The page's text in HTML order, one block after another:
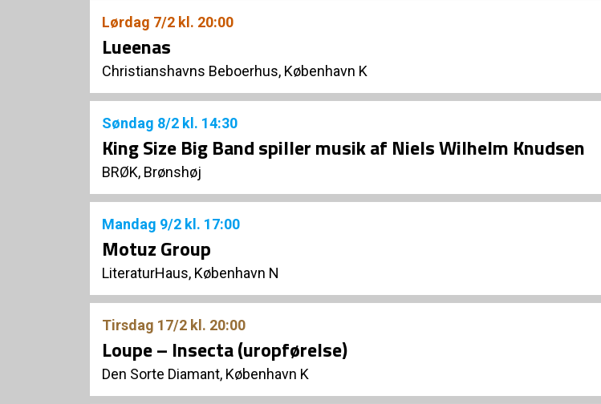
Lørdag 7/2 kl. 20:00
Lueenas
Christianshavns Beboerhus, København K
Søndag 8/2 kl. 14:30
King Size Big Band spiller musik af Niels Wilhelm Knudsen
BRØK, Brønshøj
Mandag 9/2 kl. 17:00
Motuz Group
LiteraturHaus, København N
Tirsdag 17/2 kl. 20:00
Loupe – Insecta (uropførelse)
Den Sorte Diamant, København K